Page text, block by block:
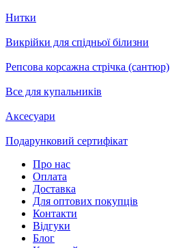
Нитки
Викрійки для спідньої білизни
Репсова корсажна стрічка (сантюр)
Все для купальників
Аксесуари
Подарунковий сертифікат
Про нас
Оплата
Доставка
Для оптових покупців
Контакти
Відгуки
Блог